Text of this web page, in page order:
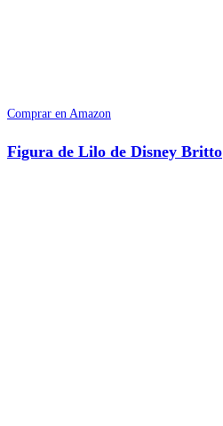
Comprar en Amazon
Figura de Lilo de Disney Britto